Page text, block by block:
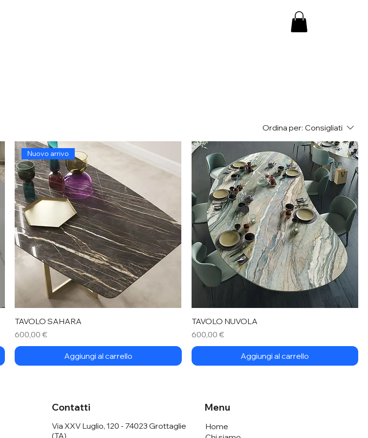
Ordina per: Consigliati
Nuovo arrivo
TAVOLO SAHARA
Prezzo
600,00 €
Aggiungi al carrello
TAVOLO NUVOLA
Prezzo
600,00 €
Aggiungi al carrello
Contatti
Via XXV Luglio, 120 - 74023 Grottaglie
(TA)
Home
Menu